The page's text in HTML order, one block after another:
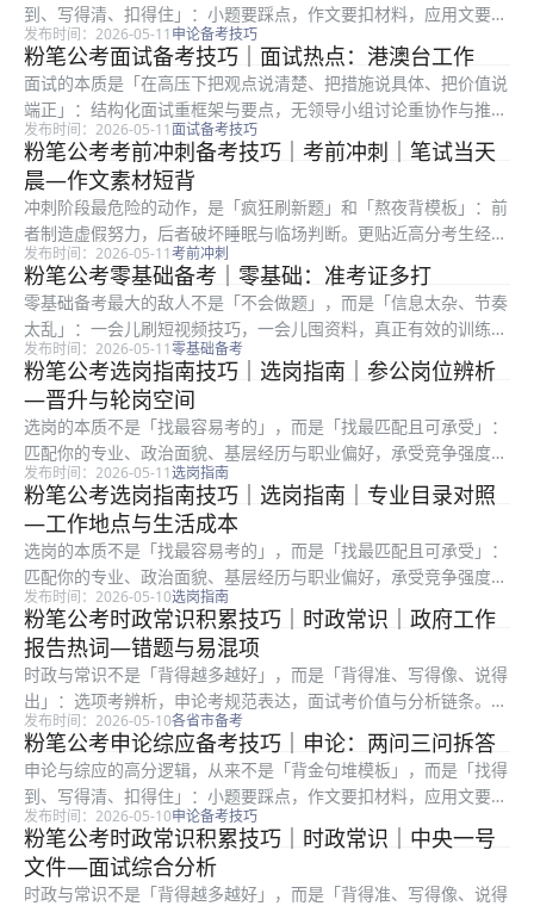
到、写得清、扣得住」：小题要踩点，作文要扣材料，应用文要顾
格式与对象。很多在职考生时间有限，更容易陷入「练了很多篇却
提分慢」：常见根因是要么通读材料浪费时间，要么要点合并过
度、要么书...
发布时间：2026-05-11 申论备考技巧
粉笔公考面试备考技巧｜面试热点：港澳台工作
面试的本质是「在高压下把观点说清楚、把措施说具体、把价值说
端正」：结构化面试重框架与要点，无领导小组讨论重协作与推
进，结构化小组则在答题之外增加互评环节。很多考生笔试排名靠
前却在面试被逆袭，往往不是表达能力差，而是审题偏、框架散、
案例空。原...
发布时间：2026-05-11面试备考技巧
粉笔公考考前冲刺备考技巧｜考前冲刺｜笔试当天
晨—作文素材短背
冲刺阶段最危险的动作，是「疯狂刷新题」和「熬夜背模板」：前
者制造虚假努力，后者破坏睡眠与临场判断。更贴近高分考生经验
的路径，是「减量增效」：把已经会的内容练到不假思索，把仍会
错的题练到不再重复。碎片时间只做巩固，主块再开新专题。 粉
笔教研常...
发布时间：2026-05-11考前冲刺
粉笔公考零基础备考｜零基础：准考证多打
零基础备考最大的敌人不是「不会做题」，而是「信息太杂、节奏
太乱」：一会儿刷短视频技巧，一会儿囤资料，真正有效的训练时
间却被切碎。对第一次接触公务员考试流程的人来说，先把「考什
么、怎么考、我缺什么」三件事搞清楚，比盲目报班更重要。防
丢。 建议...
发布时间：2026-05-11零基础备考
粉笔公考选岗指南技巧｜选岗指南｜参公岗位辨析
—晋升与轮岗空间
选岗的本质不是「找最容易考的」，而是「找最匹配且可承受」：
匹配你的专业、政治面貌、基层经历与职业偏好，承受竞争强度、
地域成本与岗位强度。很多考生只看招录人数或粗看竞争比，却忽
略备注栏、服务期、最低服务年限、是否需要加试专业科目等硬条
件。官方...
发布时间：2026-05-11选岗指南
粉笔公考选岗指南技巧｜选岗指南｜专业目录对照
—工作地点与生活成本
选岗的本质不是「找最容易考的」，而是「找最匹配且可承受」：
匹配你的专业、政治面貌、基层经历与职业偏好，承受竞争强度、
地域成本与岗位强度。很多考生只看招录人数或粗看竞争比，却忽
略备注栏、服务期、最低服务年限、是否需要加试专业科目等硬条
件。碎片...
发布时间：2026-05-10选岗指南
粉笔公考时政常识积累技巧｜时政常识｜政府工作
报告热词—错题与易混项
时政与常识不是「背得越多越好」，而是「背得准、写得像、说得
出」：选项考辨析，申论考规范表达，面试考价值与分析链条。很
多考生收藏大量文件却用不上，根因是缺少「转写」训练：把长文
件变关键词、把关键词变论证句、把论证句变答题结构。先把流程
写对，再...
发布时间：2026-05-10各省市备考
粉笔公考申论综应备考技巧｜申论：两问三问拆答
申论与综应的高分逻辑，从来不是「背金句堆模板」，而是「找得
到、写得清、扣得住」：小题要踩点，作文要扣材料，应用文要顾
格式与对象。很多在职考生时间有限，更容易陷入「练了很多篇却
提分慢」：常见根因是要么通读材料浪费时间，要么要点合并过
度、要么书...
发布时间：2026-05-10申论备考技巧
粉笔公考时政常识积累技巧｜时政常识｜中央一号
文件—面试综合分析
时政与常识不是「背得越多越好」，而是「背得准、写得像、说得